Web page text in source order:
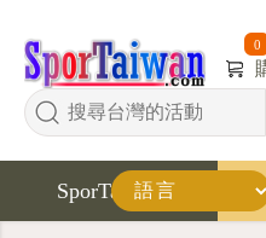
0
SporTaiwan